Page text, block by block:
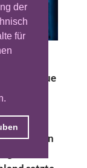
der
für
und ihr
ein neue
und
Sie seien